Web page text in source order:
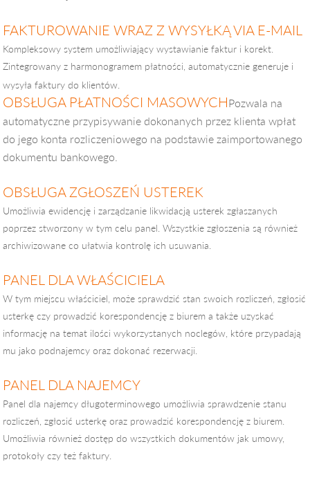
FAKTUROWANIE WRAZ Z WYSYŁKĄ VIA E-MAIL
Kompleksowy system umożliwiający wystawianie faktur i korekt.
Zintegrowany z harmonogramem płatności, automatycznie generuje i
wysyła faktury do klientów.
OBSŁUGA PŁATNOŚCI MASOWYCHPozwala na
automatyczne przypisywanie dokonanych przez klienta wpłat
do jego konta rozliczeniowego na podstawie zaimportowanego
dokumentu bankowego.
OBSŁUGA ZGŁOSZEŃ USTEREK
Umożliwia ewidencję i zarządzanie likwidacją usterek zgłaszanych
poprzez stworzony w tym celu panel. Wszystkie zgłoszenia są również
archiwizowane co ułatwia kontrolę ich usuwania.
PANEL DLA WŁAŚCICIELA
W tym miejscu właściciel, może sprawdzić stan swoich rozliczeń, zgłosić
usterkę czy prowadzić korespondencję z biurem a także uzyskać
informację na temat ilości wykorzystanych noclegów, które przypadają
mu jako podnajemcy oraz dokonać rezerwacji.
PANEL DLA NAJEMCY
Panel dla najemcy długoterminowego umożliwia sprawdzenie stanu
rozliczeń, zgłosić usterkę oraz prowadzić korespondencję z biurem.
Umożliwia również dostęp do wszystkich dokumentów jak umowy,
protokoły czy też faktury.